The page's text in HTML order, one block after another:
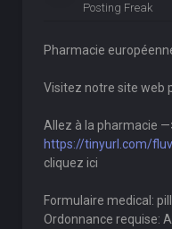
Posting Freak
Pharmacie
Visitez notre site web
Allez à la pharmacie
https://tinyurl.com/
cliquez ici
Formulaire medical: pill
Ordonnance requise: